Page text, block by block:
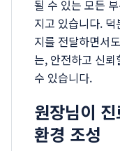
될 수 있는 모든
지고 있습니다.
지를 전달하면서
는, 안전하고 신
수 있습니다.
원장님이
환경 조성